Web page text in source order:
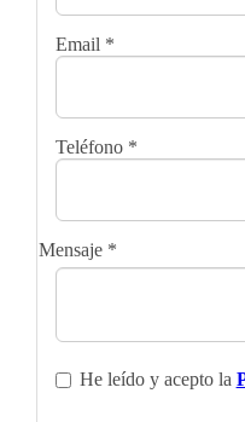
Email *
Teléfono *
Mensaje *
He leído y acepto la